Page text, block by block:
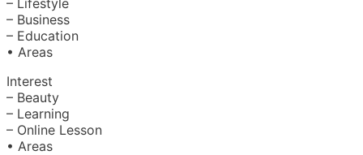
– Lifestyle
– Business
– Education
• Areas
Interest
– Beauty
– Learning
– Online Lesson
• Areas